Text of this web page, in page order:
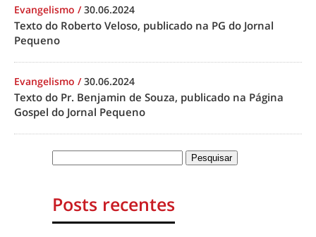
Evangelismo /30.06.2024
Texto do Roberto Veloso, publicado na PG do Jornal
Pequeno
Evangelismo /30.06.2024
Texto do Pr. Benjamin de Souza, publicado na Página
Gospel do Jornal Pequeno
Posts recentes